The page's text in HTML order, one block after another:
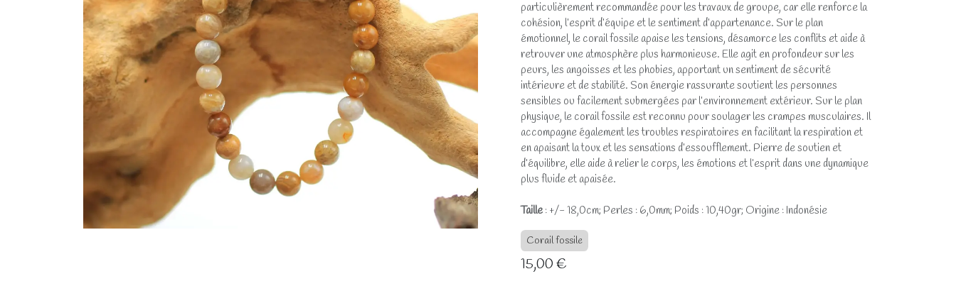
particulièrement recommandée pour les travaux de groupe, car elle renforce la
cohésion, l’esprit d’équipe et le sentiment d’appartenance. Sur le plan
émotionnel, le corail fossile apaise les tensions, désamorce les conflits et aide à
retrouver une atmosphère plus harmonieuse. Elle agit en profondeur sur les
peurs, les angoisses et les phobies, apportant un sentiment de sécurité
intérieure et de stabilité. Son énergie rassurante soutient les personnes
sensibles ou facilement submergées par l’environnement extérieur. Sur le plan
physique, le corail fossile est reconnu pour soulager les crampes musculaires. Il
accompagne également les troubles respiratoires en facilitant la respiration et
en apaisant la toux et les sensations d’essoufflement. Pierre de soutien et
d’équilibre, elle aide à relier le corps, les émotions et l’esprit dans une dynamique
plus fluide et apaisée.
Taille : +/- 18,0cm; Perles : 6,0mm; Poids : 10,40gr; Origine : Indonésie
Corail fossile
15,00€